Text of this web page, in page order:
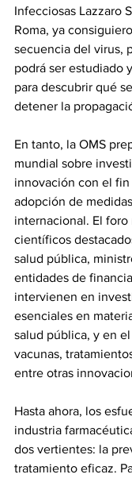
Infecciosas Lazzaro
Roma, ya
secuencia del virus,
podrá ser estudiado
para descubrir qué
detener la
En tanto, la OMS
mundial sobre
innovación con el
adopción de
internacional. El foro
científicos
salud pública,
entidades de
intervienen en
esenciales en
salud pública, y en
vacunas,
entre otras
Hasta ahora, los
industria
dos vertientes: la
tratamiento eficaz.